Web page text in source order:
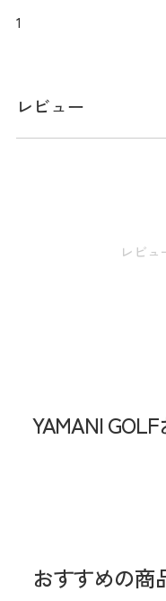
の保護と軽減に効果的な
へのキャディバッグを
はコンパクトに折りた
スネームのPG SMILEが
1
レビュー
レビ
YAMANI
おすすめの商